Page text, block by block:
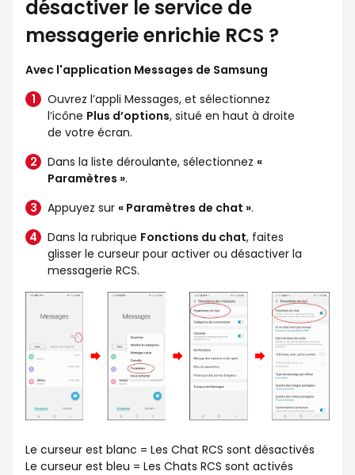
désactiver le service de
messagerie enrichie RCS ?
Avec l'application Messages de Samsung
Ouvrez l’appli Messages, et sélectionnez
l’icône Plus d’options, situé en haut à droite
de votre écran.
Dans la liste déroulante, sélectionnez «
Paramètres ».
Appuyez sur « Paramètres de chat ».
Dans la rubrique Fonctions du chat, faites
glisser le curseur pour activer ou désactiver la
messagerie RCS.
Le curseur est blanc = Les Chat RCS sont désactivés
Le curseur est bleu = Les Chats RCS sont activés